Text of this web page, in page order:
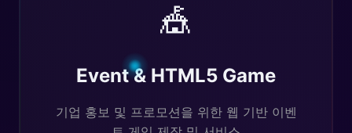
🎪
Event & HTML5 Game
기업 홍보 및 프로모션을 위한 웹 기반 이벤